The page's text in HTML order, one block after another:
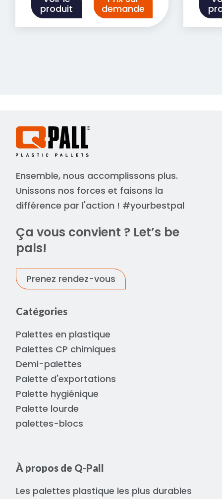
produit
demande
Ensemble, nous accomplissons plus.
Unissons nos forces et faisons la
différence par l'action ! #yourbestpal
Ça vous convient ? Let’s be
pals!
Prenez rendez-vous
Catégories
Palettes en plastique
Palettes CP chimiques
Demi-palettes
Palette d'exportations
Palette hygiénique
Palette lourde
palettes-blocs
À propos de Q-Pall
Les palettes plastique les plus durables